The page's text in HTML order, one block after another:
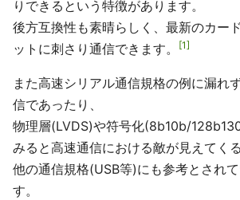
りできるという特徴があります。
後方互換性も素晴らしく、最新のカー
ットに刺さり通信できます。
1
また高速シリアル通信規格の例に漏れ
信であったり、
物理層(LVDS)や符号化(8b10b/
みると高速通信における敵が見えてく
他の通信規格(USB等)にも参考とされ
す。